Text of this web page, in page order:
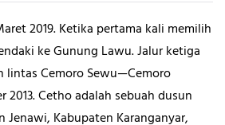
2019. Ketika pertama kali memilih
ke Gunung Lawu. Jalur ketiga
lintas Cemoro Sewu—Cemoro
2013. Cetho adalah sebuah dusun
Kabupaten Karanganyar,